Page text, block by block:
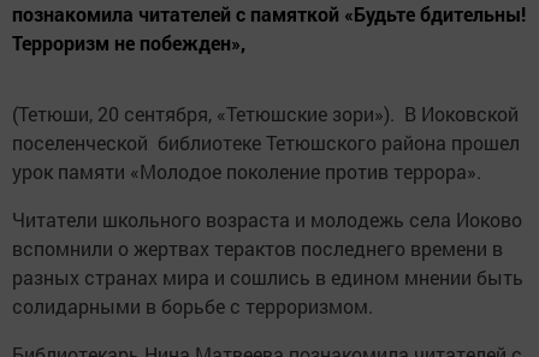
познакомила читателей с памяткой «Будьте бдительны!
Терроризм не побежден»,
(Тетюши, 20 сентября, «Тетюшские зори»). В Иоковской
поселенческой библиотеке Тетюшского района прошел
урок памяти «Молодое поколение против террора».
Читатели школьного возраста и молодежь села Иоково
вспомнили о жертвах терактов последнего времени в
разных странах мира и сошлись в едином мнении быть
солидарными в борьбе с терроризмом.